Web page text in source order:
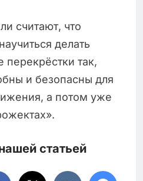
считают, что
делать
так,
и безопасны для
а потом уже
статьей